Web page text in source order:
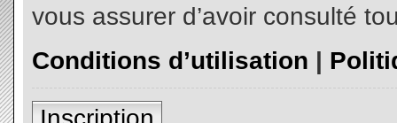
vous assurer d’avoir consulté
Conditions d’utilisation |